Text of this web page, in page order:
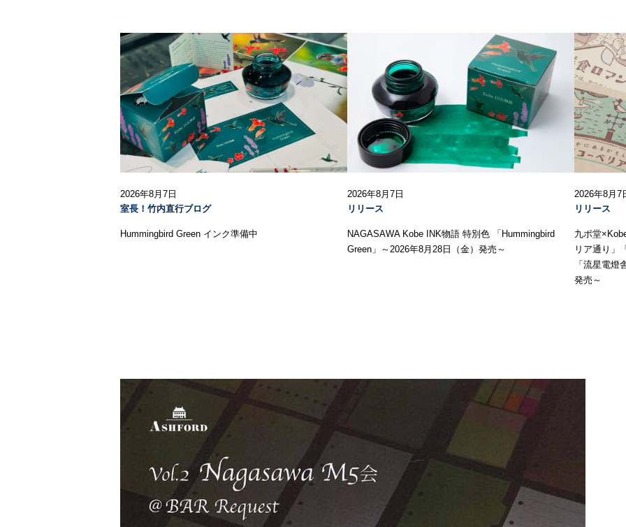
2026年8月7日
室長！竹内直行ブログ
Hummingbird Green インク準備中
2026年8月7日
リリース
NAGASAWA Kobe INK物語 特別色 「Hummingbird
Green」～2026年8月28日（金）発売～
2026年8月7
リリース
九ポ堂
リア通り」
「流星電
発売～